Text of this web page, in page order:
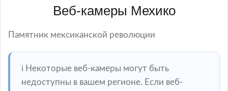
Веб-камеры Мехико
Памятник мексиканской революции
ℹ️ Некоторые веб-камеры могут быть
недоступны в вашем регионе. Если веб-